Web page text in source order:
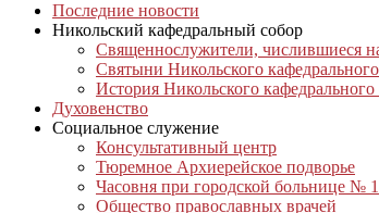
Последние новости
Никольский кафедральный собор
Священнослужители, числившиеся
Святыни Никольского
История Никольского кафедрального
Духовенство
Социальное служение
Консультативный центр
Тюремное Архиерейское подворье
Часовня при городской больнице № 1
Общество православных врачей